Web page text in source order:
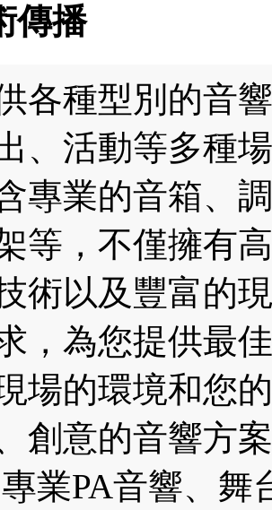
傳播
各種型別的音
、活動等多種
專業的音箱、
等，不僅擁有
術以及豐富的
，為您提供最
場的環境和您
創意的音響方
業PA音響、舞